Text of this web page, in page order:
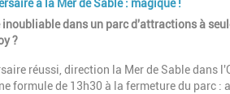
à la Mer de Sable : magique !
inoubliable dans un parc d'attractions à
?
réussi, direction la Mer de Sable dans
formule de 13h30 à la fermeture du parc